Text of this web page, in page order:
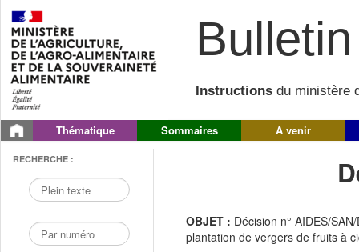
Instructions du ministère
Thématique Sommaires A venir
RECHERCHE :
OBJET : Décision n° AIDES/
plantation de vergers de fruits à